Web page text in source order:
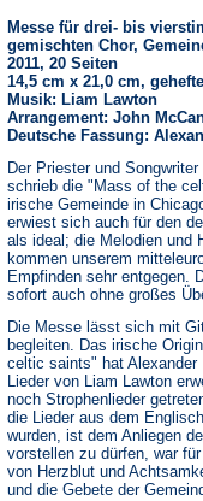
Messe für drei- bis
gemischten Chor,
2011, 20 Seiten
14,5 cm x 21,0 cm,
Musik: Liam Lawton
Arrangement: John
Deutsche Fassung:
Der Priester und
schrieb die "Mass of the
irische Gemeinde in
erwiest sich auch für den
als ideal; die Melodien und
kommen unserem
Empfinden sehr entgegen.
sofort auch ohne großes
Die Messe lässt sich mit
begleiten. Das irische
celtic saints" hat Alexander
Lieder von Liam Lawton
noch Strophenlieder
die Lieder aus dem
wurden, ist dem Anliegen
vorstellen zu dürfen, war
von Herzblut und
und die Gebete der